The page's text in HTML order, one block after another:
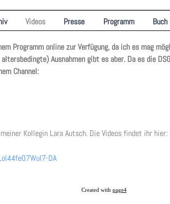
Videos Presse Programm Buch
Programm online zur Verfügung, da ich es mag
Ausnahmen gibt es aber. Da es die
Channel:
Kollegin Lara Autsch. Die Videos findet ihr hier:
DA
Created with page4